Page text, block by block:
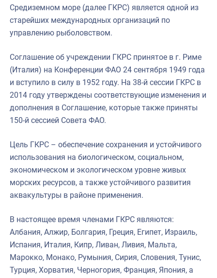
Средиземном море (далее ГКРС) является одной из
старейших международных организаций по
управлению рыболовством.
Соглашение об учреждении ГКРС принятое в г. Риме
(Италия) на Конференции ФАО 24 сентября 1949 года
и вступило в силу в 1952 году. На 38-й сессии ГКРС в
2014 году утверждены соответствующие изменения и
дополнения в Соглашение, которые также приняты
150-й сессией Совета ФАО.
Цель ГКРС – обеспечение сохранения и устойчивого
использования на биологическом, социальном,
экономическом и экологическом уровне живых
морских ресурсов, а также устойчивого развития
аквакультуры в районе применения.
В настоящее время членами ГКРС являются:
Албания, Алжир, Болгария, Греция, Египет, Израиль,
Испания, Италия, Кипр, Ливан, Ливия, Мальта,
Марокко, Монако, Румыния, Сирия, Словения, Тунис,
Турция, Хорватия, Черногория, Франция, Япония, а